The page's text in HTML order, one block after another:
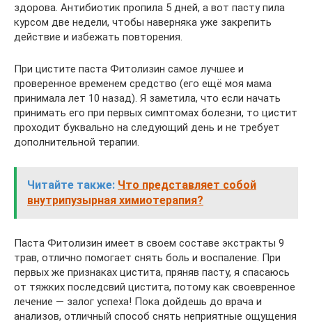
здорова. Антибиотик пропила 5 дней, а вот пасту пила
курсом две недели, чтобы наверняка уже закрепить
действие и избежать повторения.
При цистите паста Фитолизин самое лучшее и
проверенное временем средство (его ещё моя мама
принимала лет 10 назад). Я заметила, что если начать
принимать его при первых симптомах болезни, то цистит
проходит буквально на следующий день и не требует
дополнительной терапии.
Читайте также: Что представляет собой
внутрипузырная химиотерапия?
Паста Фитолизин имеет в своем составе экстракты 9
трав, отлично помогает снять боль и воспаление. При
первых же признаках цистита, пряняв пасту, я спасаюсь
от тяжких последсвий цистита, потому как своевренное
лечение — залог успеха! Пока дойдешь до врача и
анализов, отличный способ снять неприятные ощущения